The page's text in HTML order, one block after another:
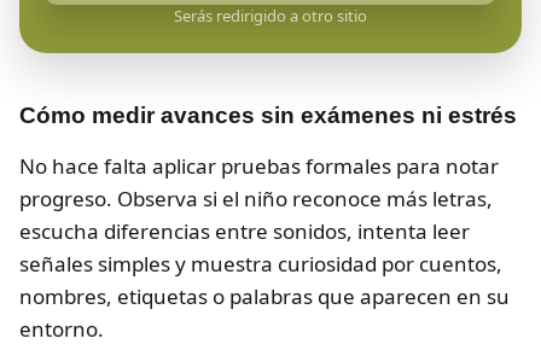
Serás redirigido a otro sitio
Cómo medir avances sin exámenes ni estrés
No hace falta aplicar pruebas formales para notar
progreso. Observa si el niño reconoce más letras,
escucha diferencias entre sonidos, intenta leer
señales simples y muestra curiosidad por cuentos,
nombres, etiquetas o palabras que aparecen en su
entorno.